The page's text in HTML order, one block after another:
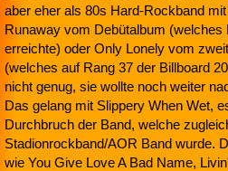
aber eher als 80s Hard-Rockband
Runaway vom Debütalbum (welches
erreichte) oder Only Lonely vom
(welches auf Rang 37 der Billboard
nicht genug, sie wollte noch weiter
Das gelang mit Slippery When Wet,
Durchbruch der Band, welche
Stadionrockband/AOR Band wurde.
wie You Give Love A Bad Name,